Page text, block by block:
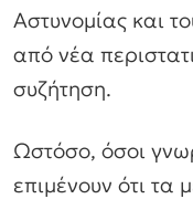
Αστυνομίας και
από νέα
συζήτηση.
Ωστόσο, όσοι
επιμένουν ότι